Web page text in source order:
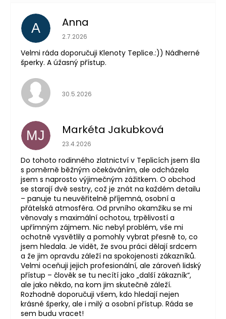
A Anna
Hodnocení obchodu je 5 z 5 hvězdiček.
2.7.2026
Velmi ráda doporučuji Klenoty Teplice.:)) Nádherné
šperky. A úžasný přístup.
Hodnocení obchodu je 5 z 5 hvězdiček.
30.5.2026
MJ Markéta Jakubková
Hodnocení obchodu je 5 z 5 hvězdiček.
23.4.2026
Do tohoto rodinného zlatnictví v Teplicích jsem šla
s poměrně běžným očekáváním, ale odcházela
jsem s naprosto výjimečným zážitkem. O obchod
se starají dvě sestry, což je znát na každém detailu
– panuje tu neuvěřitelně příjemná, osobní a
přátelská atmosféra. Od prvního okamžiku se mi
věnovaly s maximální ochotou, trpělivostí a
upřímným zájmem. Nic nebyl problém, vše mi
ochotně vysvětlily a pomohly vybrat přesně to, co
jsem hledala. Je vidět, že svou práci dělají srdcem
a že jim opravdu záleží na spokojenosti zákazníků.
Velmi oceňuji jejich profesionální, ale zároveň lidský
přístup – člověk se tu necítí jako „další zákazník“,
ale jako někdo, na kom jim skutečně záleží.
Rozhodně doporučuji všem, kdo hledají nejen
krásné šperky, ale i milý a osobní přístup. Ráda se
sem budu vracet!